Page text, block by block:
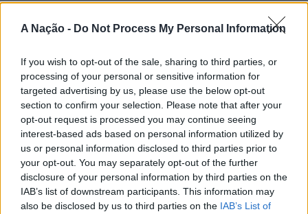
A Nação - Do Not Process My Personal Information
If you wish to opt-out of the sale, sharing to third parties, or
processing of your personal or sensitive information for
targeted advertising by us, please use the below opt-out
section to confirm your selection. Please note that after your
opt-out request is processed you may continue seeing
interest-based ads based on personal information utilized by
us or personal information disclosed to third parties prior to
your opt-out. You may separately opt-out of the further
disclosure of your personal information by third parties on the
IAB’s list of downstream participants. This information may
also be disclosed by us to third parties on the IAB’s List of
início de uma competição que voltou a colocar o
concelho no centro do calendário internacional do
Apesar das desistências de última hora de jogadores
como Casper Ruud (Noruega), Alejandro Davidovich
Fokina (Espanha) e Matteo Arnaldi (Itália), a prova
apresentou um quadro competitivo de elevado nível,
liderado pelo russo Andrey Rublev, primeiro cabeça de
série, pelo italiano Luciano Darderi, pelo chileno
Alejandro Tabilo e pelo belga Alexander Blockx.
Um dos momentos mais aguardados da semana foi
também o regresso do suíço Stan Wawrinka ao Estoril,
Castelo Branco: “Bienal
Internacional de Artes e Ofícios”
promete afirmar artesanato,
património e inovação como
“motores de desenvolvimento
económico e cultural” do município
português
Publicado 7 horas atrás on 07/08/2026
Por Ígor Lopes